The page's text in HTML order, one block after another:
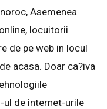
Asemenea
locuitorii
de pe web in locul
acasa. Doar ca?iva
ul de internet-urile